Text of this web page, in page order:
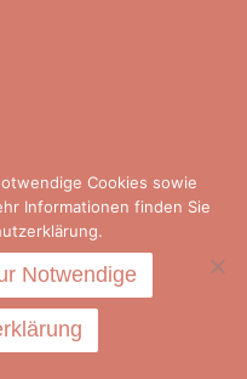
Cookies sowie
Informationen finden Sie
Notwendige